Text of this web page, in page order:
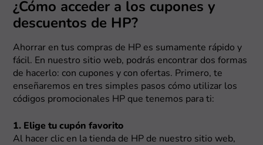
¿Cómo acceder a los cupones y
descuentos de HP?
Ahorrar en tus compras de HP es sumamente rápido y
fácil. En nuestro sitio web, podrás encontrar dos formas
de hacerlo: con cupones y con ofertas. Primero, te
enseñaremos en tres simples pasos cómo utilizar los
códigos promocionales HP que tenemos para ti:
1. Elige tu cupón favorito
Al hacer clic en la tienda de HP de nuestro sitio web,